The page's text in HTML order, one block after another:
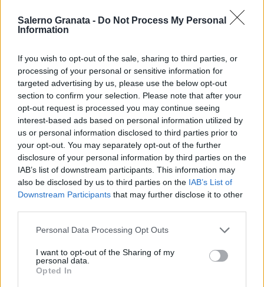
Salerno Granata - Do Not Process My Personal
Information
If you wish to opt-out of the sale, sharing to third parties, or
processing of your personal or sensitive information for
targeted advertising by us, please use the below opt-out
section to confirm your selection. Please note that after your
opt-out request is processed you may continue seeing
interest-based ads based on personal information utilized by
us or personal information disclosed to third parties prior to
your opt-out. You may separately opt-out of the further
disclosure of your personal information by third parties on the
IAB’s list of downstream participants. This information may
also be disclosed by us to third parties on the IAB’s List of
Downstream Participants that may further disclose it to other
Personal Data Processing Opt Outs
I want to opt-out of the Sharing of my
personal data.
Opted In